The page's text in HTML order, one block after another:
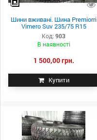
Шини вживані. Шина Premiorri
Vimero Suv 235/75 R15
Код: 903
В наявності
1 500,00 грн.
Купити